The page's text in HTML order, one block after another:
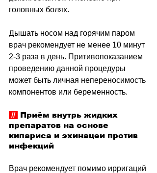
головных болях.
Дышать носом над горячим паром
врач рекомендует не менее 10 минут
2-3 раза в день. Притивопоказанием
проведению данной процедуры
может быть личная непереносимость
компонентов или беременность.
// Приём внутрь жидких
препаратов на основе
кипариса и эхинацеи против
инфекций
Врач рекомендует помимо ирригаций